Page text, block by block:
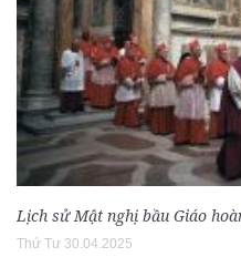
Lịch sử Mật nghị bầu Giáo
Thứ Tư 30.04.2025